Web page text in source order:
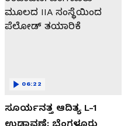
ಸೂರ್ಯನತ್ತ ಆದಿತ್ಯ L-1
ಉಡಾವಣೆ: ಬೆಂಗಳೂರು
06:22